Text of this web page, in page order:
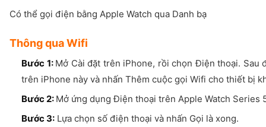
Có thể gọi điện bằng Apple Watch qua Danh bạ
Thông qua Wifi
Bước 1: Mở Cài đặt trên iPhone, rồi chọn Điện thoại. Sau
trên iPhone này và nhấn Thêm cuộc gọi Wifi cho thiết bị
Bước 2: Mở ứng dụng Điện thoại trên Apple Watch Series
Bước 3: Lựa chọn số điện thoại và nhấn Gọi là xong.